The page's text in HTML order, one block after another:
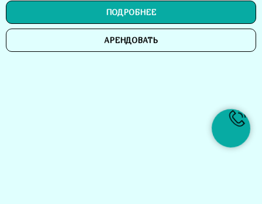
ПОДРОБНЕЕ
АРЕНДОВАТЬ